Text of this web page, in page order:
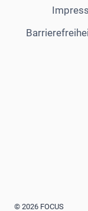
© 2026 FOCUS